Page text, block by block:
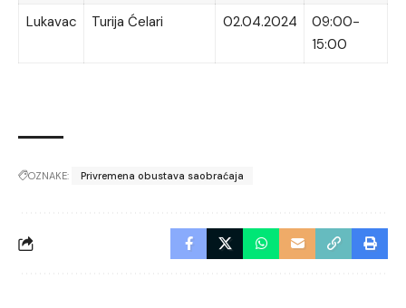
Lukavac
Turija Ćelari 02.04.2024
09:00-
15:00
OZNAKE: Privremena obustava saobraćaja